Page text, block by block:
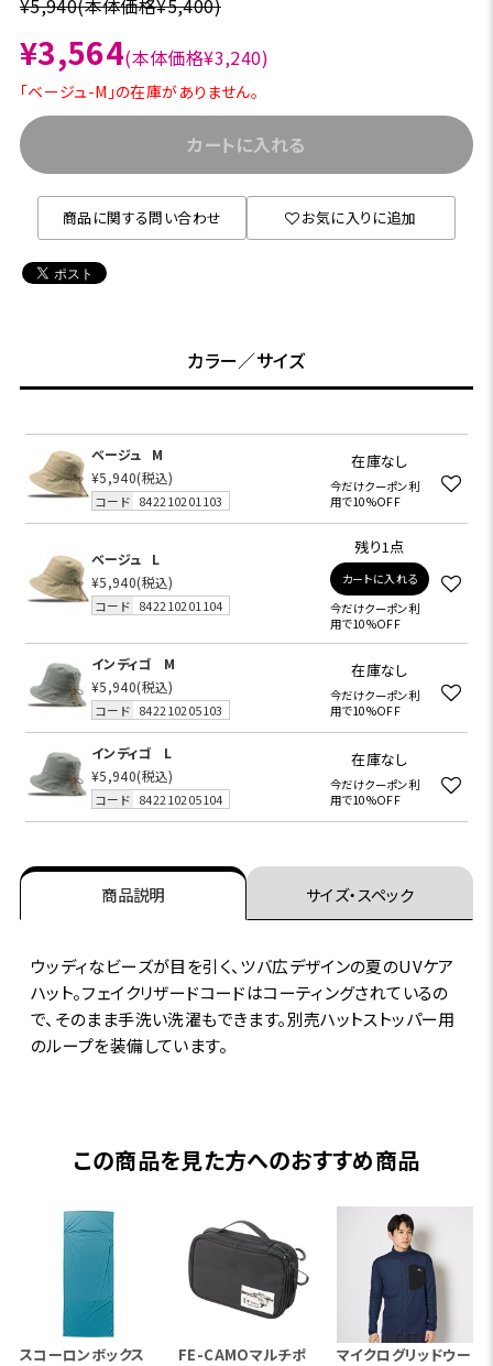
¥5,940(本体価格¥5,400)
¥3,564(本体価格¥3,240)
「ベージュ-M」の在庫がありません。
カートに入れる
商品に関する問い合わせ お気に入りに追加
カラー／サイズ
ベージュ
M
¥5,940(税込)
コード 842210201103
在庫なし
今だけクーポン利
用で10%OFF
ベージュ
L
¥5,940(税込)
コード 842210201104
残り1点
カートに入れる
今だけクーポン利
用で10%OFF
インディゴ
M
¥5,940(税込)
コード 842210205103
在庫なし
今だけクーポン利
用で10%OFF
インディゴ
L
¥5,940(税込)
コード 842210205104
在庫なし
今だけクーポン利
用で10%OFF
商品説明 サイズ・スペック
ウッディなビーズが目を引く、ツバ広デザインの夏のUVケア
ハット。フェイクリザードコードはコーティングされているの
で、そのまま手洗い洗濯もできます。別売ハットストッパー用
のループを装備しています。
この商品を見た方へのおすすめ商品
スコーロンボックス
FE-CAMOマルチポ
マイクログリッドウー